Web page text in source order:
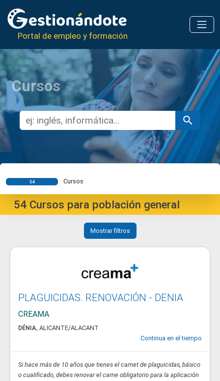
Portal de empleo y formación
Cursos
54 Cursos
54 Cursos para población general
Mostrar filtros
PLAGUICIDAS. RENOVACIÓN - DENIA
CREAMA
DÉNIA, ALICANTE/ALACANT
Continua en el tiempo
Si hace más de 10 años que tienes el carnet de plaguicidas, básico
o cualificado, debes renovar el carne obligatorio para la aplicación